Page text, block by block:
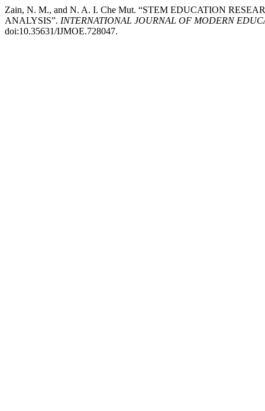
Zain, N. M., and N. A. I. Che Mut. “STEM EDUCATION
ANALYSIS”. INTERNATIONAL JOURNAL OF MODERN
doi:10.35631/IJMOE.728047.